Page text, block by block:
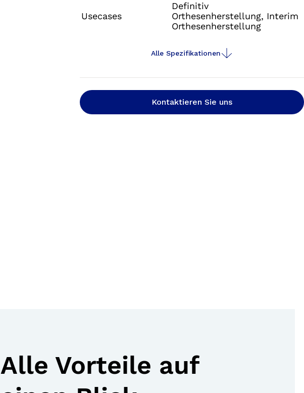
Usecases
Definitiv
Orthesenherstellung, Interim
Orthesenherstellung
Alle Spezifikationen
Kontaktieren Sie uns
Alle Vorteile auf